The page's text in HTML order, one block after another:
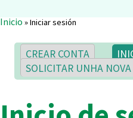
Vostede está
Inicio » Iniciar sesión
Pestanas
CREAR CONTA
SOLICITAR UNHA NOVA